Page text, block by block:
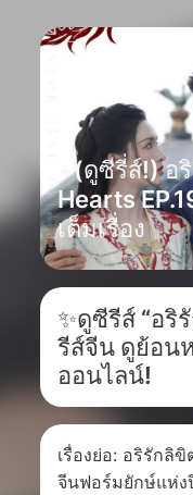
+(ดูซีรี่ส์!) อ
Hearts
เต็มเรื่อง
เรื่องย่อ: อริรักลิ
จีนฟอร์มยักษ์แห่
✨ดูซีรีส์ “อริ
รีส์จีน ดูย้อน
ออนไลน์!